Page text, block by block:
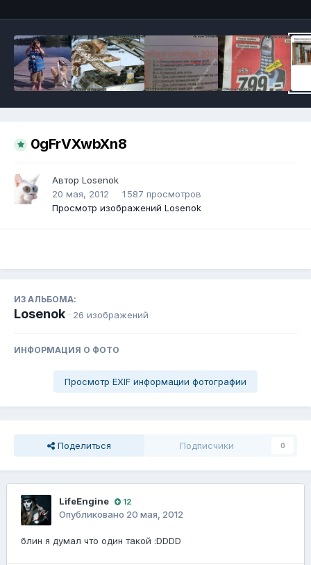
0gFrVXwbXn8
Автор Losenok
20 мая, 2012
1 587 просмотров
Просмотр изображений Losenok
ИЗ АЛЬБОМА:
Losenok · 26 изображений
ИНФОРМАЦИЯ О ФОТО
Просмотр EXIF информации фотографии
Поделиться Подписчики 0
LifeEngine 12
Опубликовано 20 мая, 2012
блин я думал что один такой :DDDD